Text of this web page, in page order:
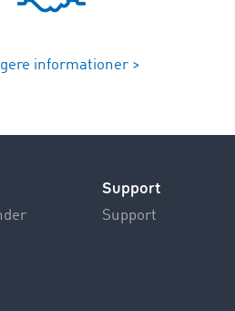
informationer >
Support
Support